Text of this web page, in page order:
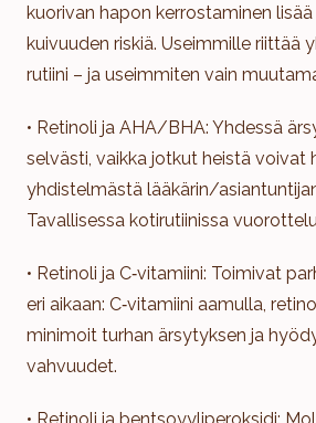
kuorivan hapon kerrostaminen
kuivuuden riskiä. Useimmille riittää
rutiini – ja useimmiten vain
• Retinoli ja AHA/BHA: Yhdessä
selvästi, vaikka jotkut heistä voivat
yhdistelmästä lääkärin/
Tavallisessa kotirutiinissa
• Retinoli ja C‑vitamiini: Toimivat
eri aikaan: C‑vitamiini aamulla,
minimoit turhan ärsytyksen ja
vahvuudet.
• Retinoli ja bentsoyyliperoksidi: